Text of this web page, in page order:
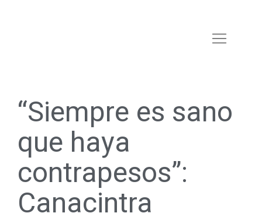
“Siempre es sano
que haya
contrapesos”:
Canacintra